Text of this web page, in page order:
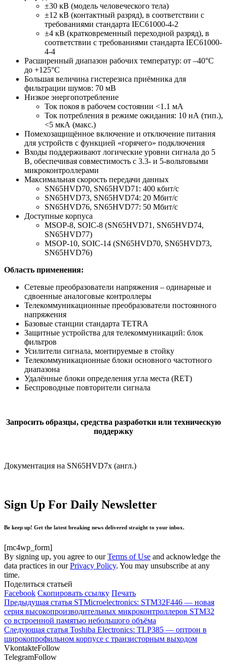
±30 кВ (модель человеческого тела)
±12 кВ (контактный разряд), в соответствии с
требованиями стандарта IEC61000-4-2
±4 кВ (кратковременный переходной разряд), в
соответствии с требованиями стандарта IEC61000-
4-4
Расширенный диапазон рабочих температур: от –40°C
до +125°C
Большая величина гистерезиса приёмника для
фильтрации шумов: 70 мВ
Низкое энергопотребление
Ток покоя в рабочем состоянии <1.1 мА
Ток потребления в режиме ожидания: 10 нА (тип.),
<5 мкА (макс.)
Помехозащищённое включение и отключение питания
для устройств с функцией «горячего» подключения
Входы поддерживают логические уровни сигнала до 5
В, обеспечивая совместимость с 3.3- и 5-вольтовыми
микроконтроллерами
Максимальная скорость передачи данных
SN65HVD70, SN65HVD71: 400 кбит/с
SN65HVD73, SN65HVD74: 20 Мбит/с
SN65HVD76, SN65HVD77: 50 Мбит/с
Доступные корпуса
MSOP-8, SOIC-8 (SN65HVD71, SN65HVD74,
SN65HVD77)
MSOP-10, SOIC-14 (SN65HVD70, SN65HVD73,
SN65HVD76)
Область применения:
Сетевые преобразователи напряжения – одинарные и
сдвоенные аналоговые контроллеры
Телекоммуникационные преобразователи постоянного
напряжения
Базовые станции стандарта TETRA
Защитные устройства для телекоммуникаций: блок
фильтров
Усилители сигнала, монтируемые в стойку
Телекоммуникационные блоки основного частотного
диапазона
Удалённые блоки определения угла места (RET)
Беспроводные повторители сигнала
Запросить образцы, средства разработки или техническую
поддержку
Документация на SN65HVD7x (англ.)
Sign Up For Daily Newsletter
Be keep up! Get the latest breaking news delivered straight to your inbox.
[mc4wp_form]
By signing up, you agree to ourTerms of Use and acknowledge the
data practices in ourPrivacy Policy. You may unsubscribe at any
time.
Поделиться статьей
Facebook Скопировать ссылку Печать
Предыдущая статья STMicroelectronics: STM32F446 — новая
серия высокопроизводительных микроконтроллеров STM32
со встроенной памятью небольшого объёма
Следующая статья Toshiba Electronics: TLP385 — оптрон в
широкопрофильном корпусе с транзисторным выходом
VkontakteFollow
TelegramFollow